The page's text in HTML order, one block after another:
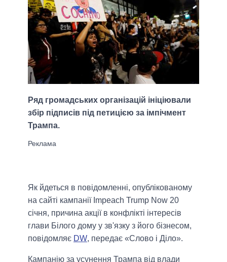
Ряд громадських організацій ініціювали
збір підписів під петицією за імпічмент
Трампа.
Як йдеться в повідомленні, опублікованому
на сайті кампанії Impeach Trump Now 20
січня, причина акції в конфлікті інтересів
глави Білого дому у зв'язку з його бізнесом,
повідомляє DW, передає «Слово і Діло».
Кампанію за усунення Трампа від влади